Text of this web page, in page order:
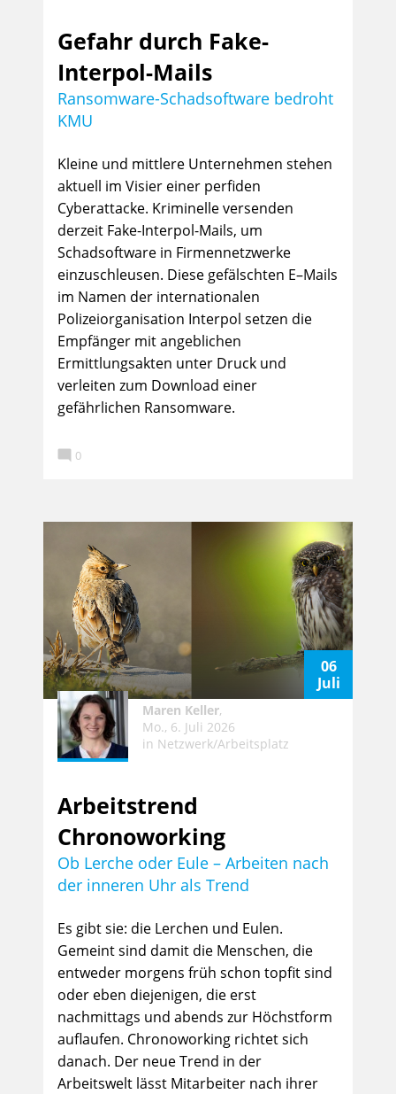
Gefahr durch Fake-
Interpol-Mails
Ransomware-Schadsoftware bedroht
KMU
Kleine und mittlere Unternehmen stehen
aktuell im Visier einer perfiden
Cyberattacke. Kriminelle versenden
derzeit Fake-Interpol-Mails, um
Schadsoftware in Firmennetzwerke
einzuschleusen. Diese gefälschten E–Mails
im Namen der internationalen
Polizeiorganisation Interpol setzen die
Empfänger mit angeblichen
Ermittlungsakten unter Druck und
verleiten zum Download einer
gefährlichen Ransomware.
 0
06
Juli
Maren Keller,
Mo., 6. Juli 2026
in Netzwerk/Arbeitsplatz
Arbeitstrend
Chronoworking
Ob Lerche oder Eule – Arbeiten nach
der inneren Uhr als Trend
Es gibt sie: die Lerchen und Eulen.
Gemeint sind damit die Menschen, die
entweder morgens früh schon topfit sind
oder eben diejenigen, die erst
nachmittags und abends zur Höchstform
auflaufen. Chronoworking richtet sich
danach. Der neue Trend in der
Arbeitswelt lässt Mitarbeiter nach ihrer